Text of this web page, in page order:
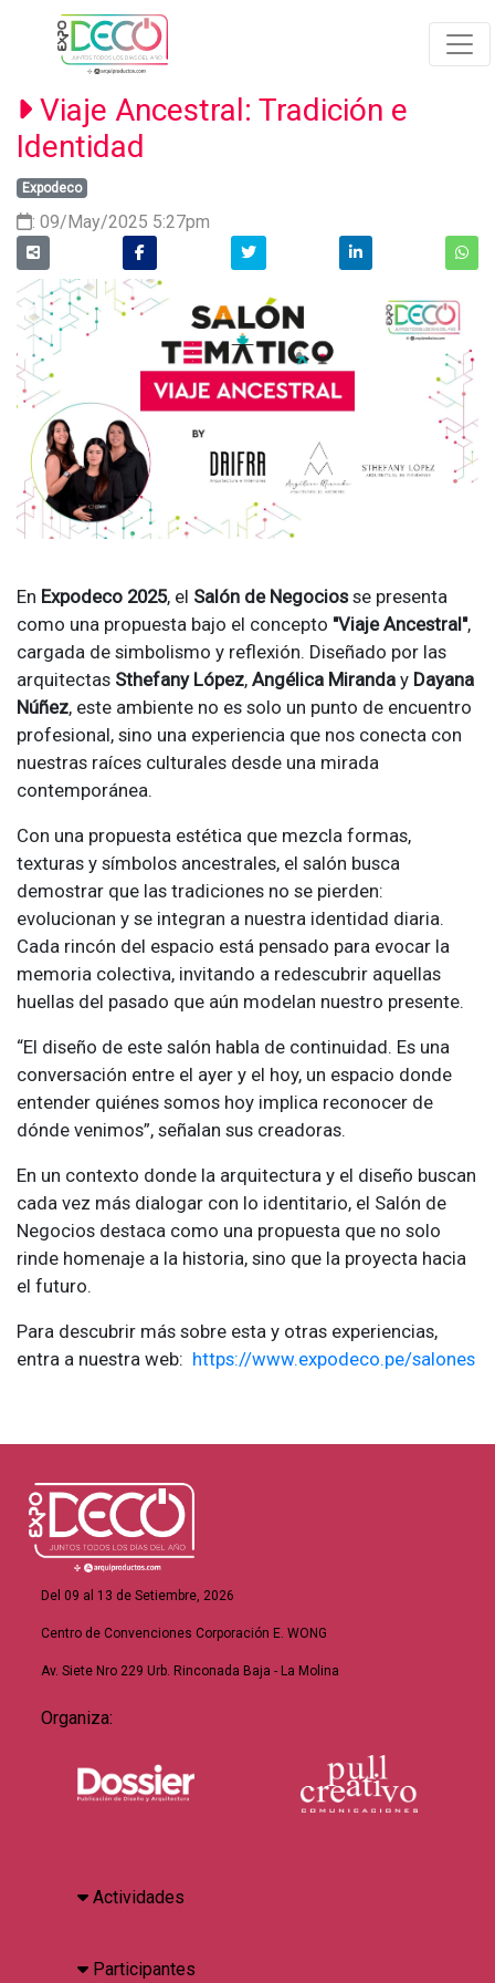
Viaje Ancestral: Tradición e
Identidad
Expodeco
: 09/May/2025 5:27pm
En Expodeco 2025, el Salón de Negociosse presenta
como una propuesta bajo el concepto "Viaje Ancestral",
cargada de simbolismo y reflexión. Diseñado por las
arquitectas Sthefany López, Angélica Miranda y Dayana
Núñez, este ambiente no es solo un punto de encuentro
profesional, sino una experiencia que nos conecta con
nuestras raíces culturales desde una mirada
contemporánea.
Con una propuesta estética que mezcla formas,
texturas y símbolos ancestrales, el salón busca
demostrar que las tradiciones no se pierden:
evolucionan y se integran a nuestra identidad diaria.
Cada rincón del espacio está pensado para evocar la
memoria colectiva, invitando a redescubrir aquellas
huellas del pasado que aún modelan nuestro presente.
“El diseño de este salón habla de continuidad. Es una
conversación entre el ayer y el hoy, un espacio donde
entender quiénes somos hoy implica reconocer de
dónde venimos”, señalan sus creadoras.
En un contexto donde la arquitectura y el diseño buscan
cada vez más dialogar con lo identitario, el Salón de
Negocios destaca como una propuesta que no solo
rinde homenaje a la historia, sino que la proyecta hacia
el futuro.
Para descubrir más sobre esta y otras experiencias,
entra a nuestra web: https://www.expodeco.pe/salones
Del 09 al 13 de Setiembre, 2026
Centro de Convenciones Corporación E. WONG
Av. Siete Nro 229 Urb. Rinconada Baja - La Molina
Organiza:
Actividades
Participantes